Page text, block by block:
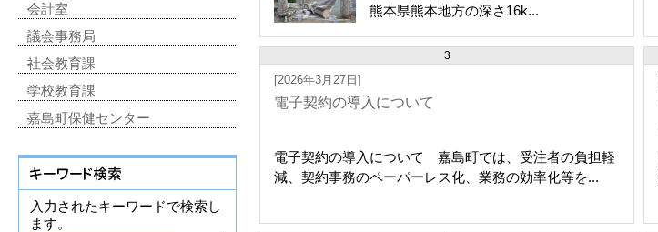
熊本県熊本地方の深さ16k...
3
[2026年3月27日]
電子契約の導入について
電子契約の導入について 嘉島町では、受注者の負担軽
減、契約事務のペーパーレス化、業務の効率化等を...
会計室
議会事務局
社会教育課
学校教育課
嘉島町保健センター
入力されたキーワードで検索し
ます。